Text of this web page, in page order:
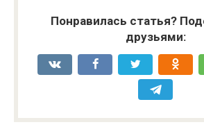
Понравилась статья?
друзьями: